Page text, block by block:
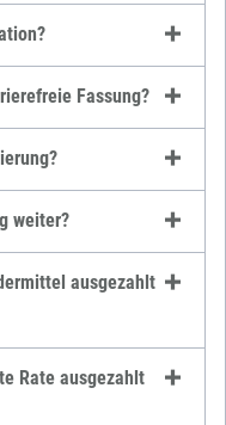
Fassung?
weiter?
ausgezahlt
Rate ausgezahlt